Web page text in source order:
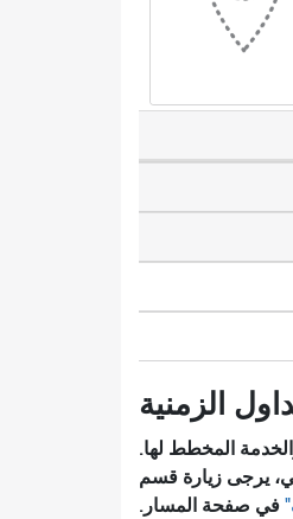
المخطط لها.
يرجى زيارة قسم
في صفحة المسار.